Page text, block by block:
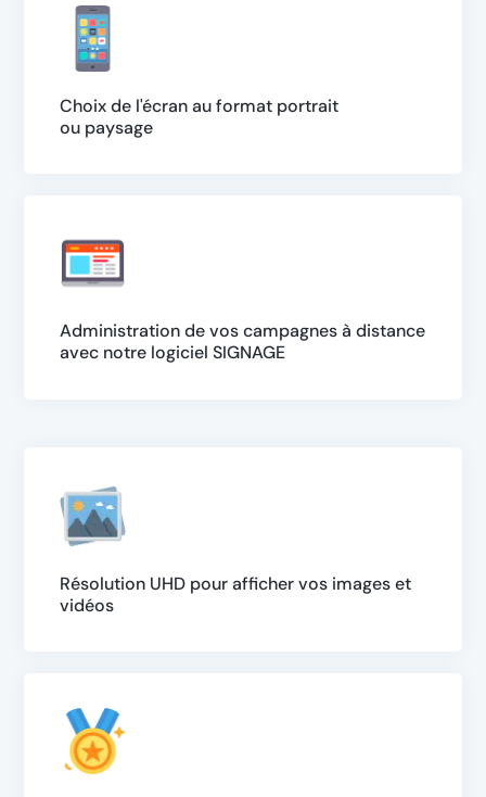
Choix de l'écran au format portrait
ou paysage
Administration de vos campagnes à distance
avec notre logiciel SIGNAGE
Résolution UHD pour afficher vos images et
vidéos